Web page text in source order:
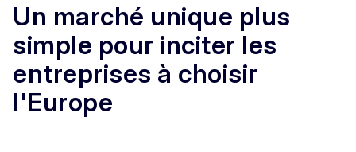
Un marché unique plus
simple pour inciter les
entreprises à choisir
l'Europe